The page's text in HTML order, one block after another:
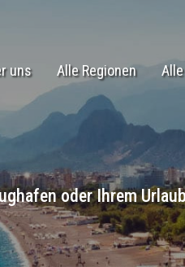
uns Alle Regionen
oder Ihrem